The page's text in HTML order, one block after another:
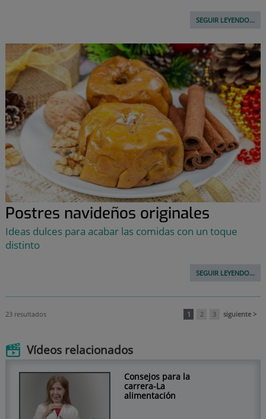
SEGUIR LEYENDO...
Postres navideños originales
Ideas dulces para acabar las comidas con un toque
distinto
SEGUIR LEYENDO...
23 resultados 1 2 3 siguiente >
Vídeos relacionados
Consejos para la
carrera-La
alimentación